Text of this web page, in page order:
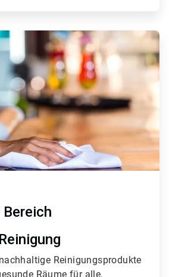
Reinigungsprodukte
Räume für alle.